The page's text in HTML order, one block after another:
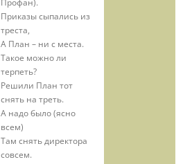
Профан).
Приказы сыпались из
треста,
А План – ни с места.
Такое можно ли
терпеть?
Решили План тот
снять на треть.
А надо было (ясно
всем)
Там снять директора
совсем.